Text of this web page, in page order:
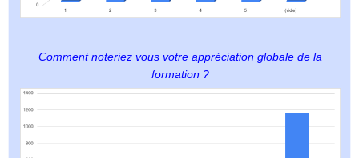
Comment noteriez vous votre appréciation globale de la
formation ?